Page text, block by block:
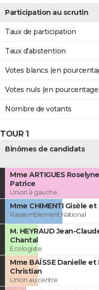
Participation au scrutin
Taux de participation
Taux d'abstention
Votes blancs (en
Votes nuls (en
Nombre de votants
TOUR 1
Binômes de candidats
Mme ARTIGUES
Patrice
Union à gauche
Mme CHIMENTI Gisèle et
Rassemblement National
M. HEYRAUD Jean-
Chantal
Ecologiste
Mme BAÏSSE Danielle et
Christian
Union au centre